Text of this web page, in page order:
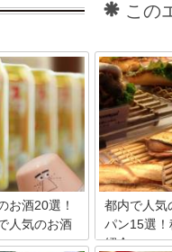
この
お酒20選！
人気のお酒
都内で人気
パン15選
紹介